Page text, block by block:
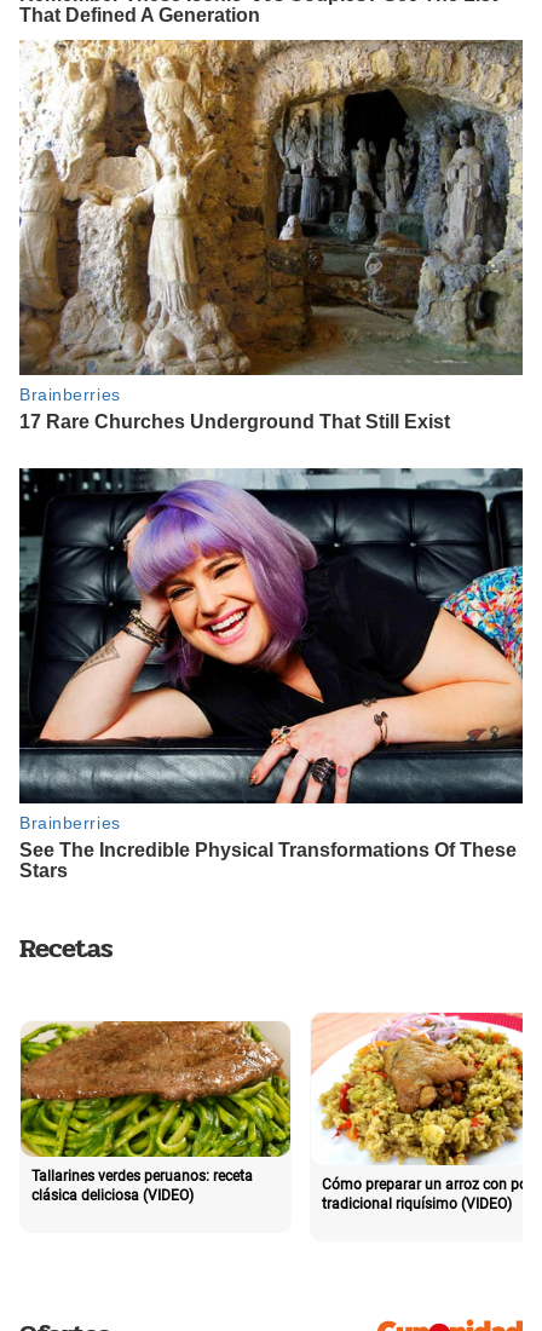
Recetas
Tallarines verdes peruanos: receta
clásica deliciosa (VIDEO)
Cómo preparar un arroz con pollo
tradicional riquísimo (VIDEO)